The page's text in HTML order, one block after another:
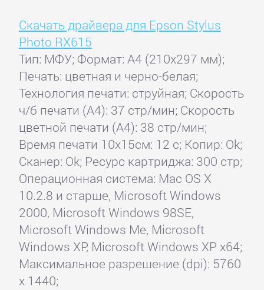
Скачать драйвера для Epson Stylus
Photo RX615
Тип: МФУ; Формат: A4 (210x297 мм);
Печать: цветная и черно-белая;
Технология печати: струйная; Скорость
ч/б печати (А4): 37 стр/мин; Скорость
цветной печати (А4): 38 стр/мин;
Время печати 10x15см: 12 с; Копир: Ok;
Сканер: Ok; Ресурс картриджа: 300 стр;
Операционная система: Mac OS X
10.2.8 и старше, Microsoft Windows
2000, Microsoft Windows 98SE,
Microsoft Windows Me, Microsoft
Windows XP, Microsoft Windows XP x64;
Максимальное разрешение (dpi): 5760
x 1440;